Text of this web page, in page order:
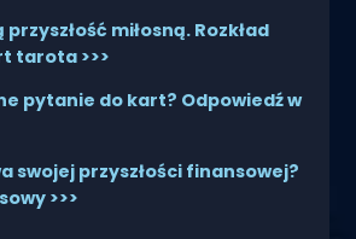
miłosną. Rozkład
tarota >>>
pytanie do kart? Odpowiedź w
swojej przyszłości finansowej?
>>>